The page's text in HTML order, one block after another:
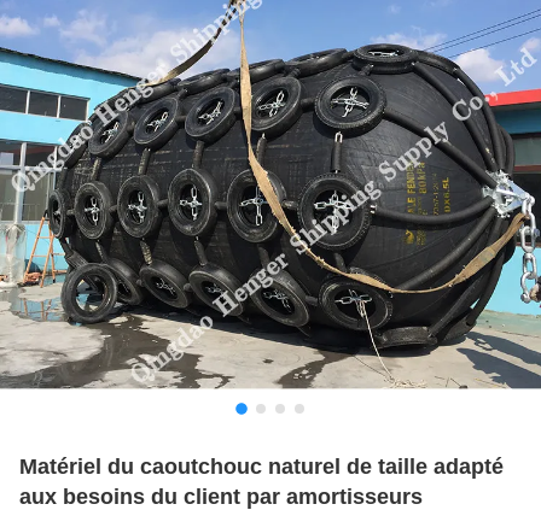
Matériel du caoutchouc naturel de taille adapté
aux besoins du client par amortisseurs